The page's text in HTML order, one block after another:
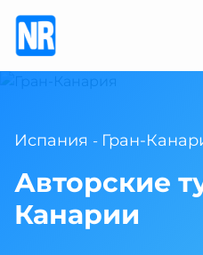
Испания - Гран-
Авторские
Канарии